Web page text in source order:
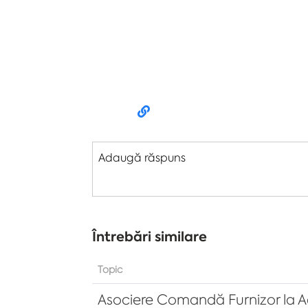
Adaugă răspuns
Întrebări similare
Topic
Asociere Comandă Furnizor la